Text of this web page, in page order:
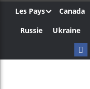
Les Pays Canada
Russie
Ukraine